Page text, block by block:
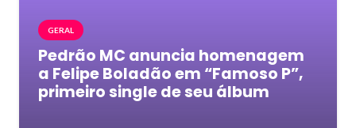
GERAL
Pedrão MC anuncia homenagem
a Felipe Boladão em “Famoso P”,
primeiro single de seu álbum